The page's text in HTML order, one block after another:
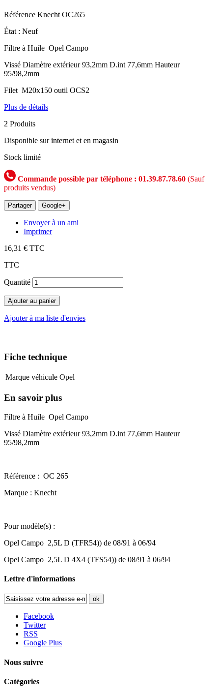
Référence Knecht OC265
État : Neuf
Filtre à Huile Opel Campo
Vissé Diamètre extérieur 93,2mm D.int 77,6mm Hauteur
95/98,2mm
Filet M20x150 outil OCS2
Plus de détails
2 Produits
Disponible sur internet et en magasin
Stock limité
Commande possible par téléphone : 01.39.87.78.60 (Sauf
produits vendus)
Partager Google+
Envoyer à un ami
Imprimer
16,31 € TTC
TTC
Quantité
Ajouter au panier
Ajouter à ma liste d'envies
Fiche technique
Marque véhicule Opel
En savoir plus
Filtre à Huile Opel Campo
Vissé Diamètre extérieur 93,2mm D.int 77,6mm Hauteur
95/98,2mm
Référence : OC 265
Marque : Knecht
Pour modèle(s) :
Opel Campo 2,5L D (TFR54)) de 08/91 à 06/94
Opel Campo 2,5L D 4X4 (TFS54)) de 08/91 à 06/94
Lettre d'informations
ok
Facebook
Twitter
RSS
Google Plus
Nous suivre
Catégories